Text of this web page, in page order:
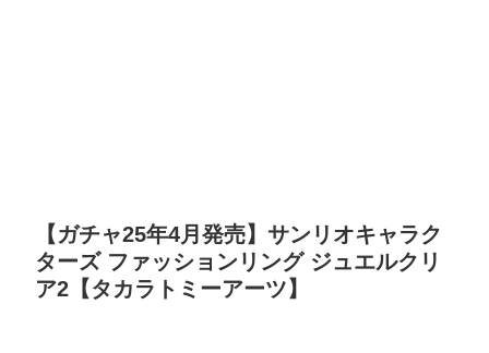
【ガチャ25年4月発売】サンリオキャラク
ターズ ファッションリング ジュエルクリ
ア2【タカラトミーアーツ】